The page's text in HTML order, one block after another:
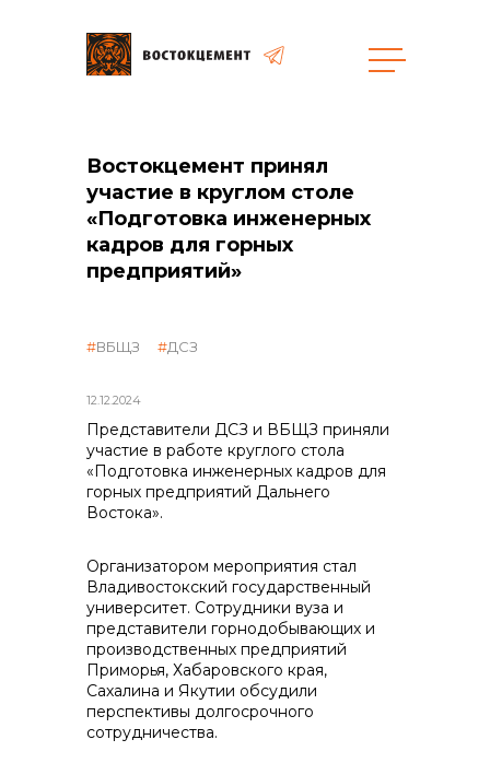
Объекты
общая информация
реализация неликвидов
контакты отдела закупок
Контакты
+7 (423) 234 50 50
Востокцемент принял
участие в круглом столе
«Подготовка инженерных
кадров для горных
предприятий»
12.12.2024
ВБЩЗ ДСЗ
Представители ДСЗ и ВБЩЗ приняли
участие в работе круглого стола
«Подготовка инженерных кадров для
горных предприятий Дальнего
Востока».
Организатором мероприятия стал
Владивостокский государственный
университет. Сотрудники вуза и
представители горнодобывающих и
производственных предприятий
Приморья, Хабаровского края,
Сахалина и Якутии обсудили
перспективы долгосрочного
сотрудничества.